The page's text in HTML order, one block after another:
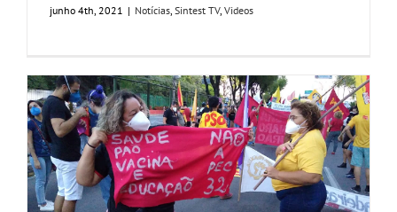
junho 4th, 2021 | Notícias, Sintest TV, Videos